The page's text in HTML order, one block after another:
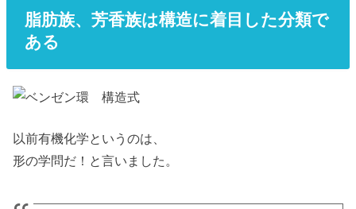
脂肪族、芳香族は構造に着目した分類で
ある
以前有機化学というのは、
形の学問だ！と言いました。